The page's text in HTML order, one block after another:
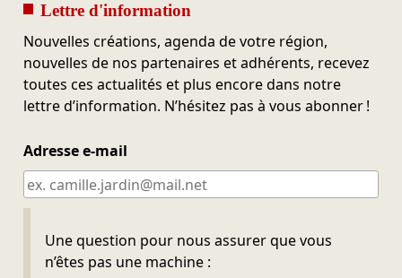
Lettre d'information
Nouvelles créations, agenda de votre région,
nouvelles de nos partenaires et adhérents, recevez
toutes ces actualités et plus encore dans notre
lettre d’information. N’hésitez pas à vous abonner !
Adresse e-mail
Une question pour nous assurer que vous
n’êtes pas une machine :
Ne pas remplir